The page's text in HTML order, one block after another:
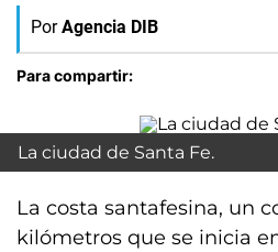
Por Agencia DIB
Para compartir:
La ciudad de Santa Fe.
La costa santafesina, un
kilómetros que se inicia